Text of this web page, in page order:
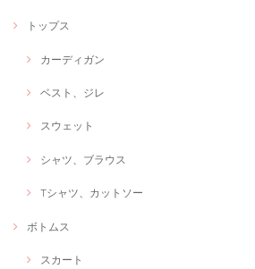
トップス
カーディガン
ベスト、ジレ
スウェット
シャツ、ブラウス
Tシャツ、カットソー
ボトムス
スカート